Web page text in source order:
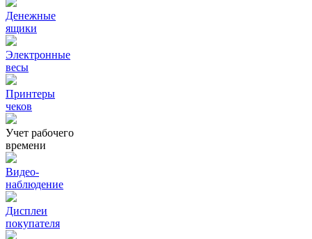
Денежные
ящики
Электронные
весы
Принтеры
чеков
Учет рабочего
времени
Видео‑
наблюдение
Дисплеи
покупателя